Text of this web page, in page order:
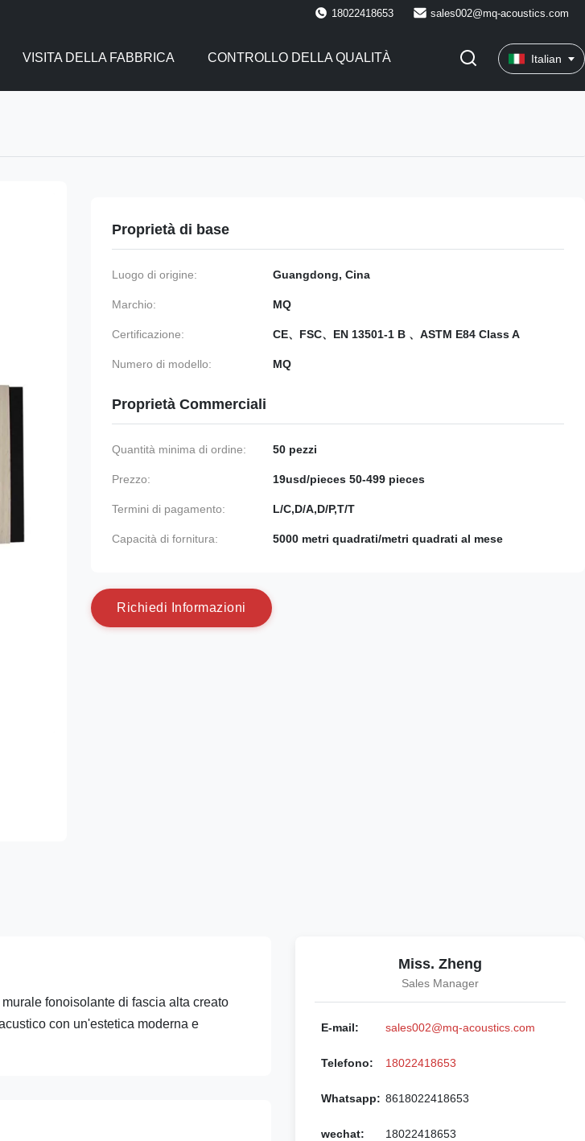
18022418653 sales002@mq-acoustics.com
VISITA DELLA FABBRICA CONTROLLO DELLA QUALITÀ Italian
Proprietà di base
Luogo di origine: Guangdong, Cina
Marchio: MQ
Certificazione: CE、FSC、EN 13501-1 B 、ASTM E84 Class A
Numero di modello: MQ
Proprietà Commerciali
Quantità minima di ordine: 50 pezzi
Prezzo: 19usd/pieces 50-499 pieces
Termini di pagamento: L/C,D/A,D/P,T/T
Capacità di fornitura: 5000 metri quadrati/metri quadrati al mese
Richied i nformazioni
fonoisolante di fascia alta creato
con un'estetica moderna e
Miss. Zheng
Sales Manager
E-mail: sales002@mq-acoustics.com
Telefono: 18022418653
Whatsapp: 8618022418653
wechat: 18022418653